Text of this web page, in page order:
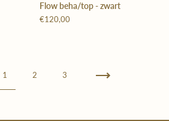
Flow beha/top - zwart
€120,00
1 2 3 Volgende